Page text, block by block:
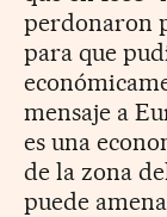
perdonaron
para que
mensaje a
es una
de la zona
puede